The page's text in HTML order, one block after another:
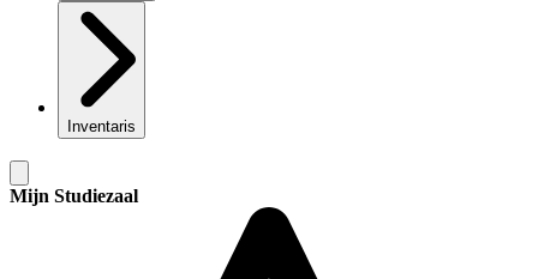
Inventaris
Mijn Studiezaal